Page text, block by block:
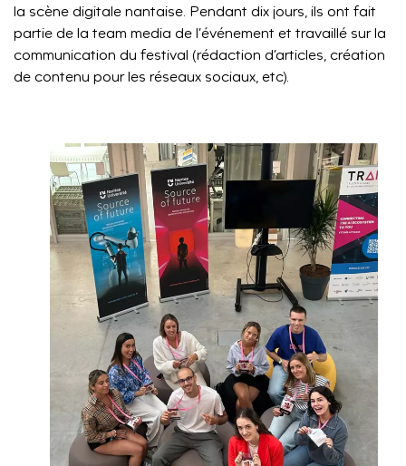
la scène digitale nantaise. Pendant dix jours, ils ont fait
partie de la team media de l’événement et travaillé sur la
communication du festival (rédaction d’articles, création
de contenu pour les réseaux sociaux, etc).